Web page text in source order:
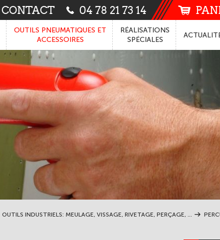
CONTACT 04 78 21 73 14
OUTILS PNEUMATIQUES ET
ACCESSOIRES
RÉALISATIONS
SPÉCIALES
OUTILS INDUSTRIELS: MEULAGE, VISSAGE, RIVETAGE, PERÇAGE, ...